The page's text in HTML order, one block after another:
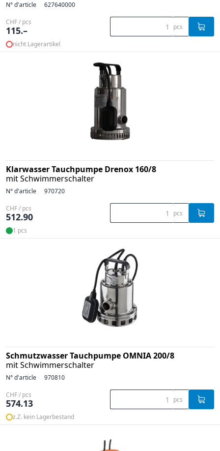
N° d'article 627640000
CHF / pcs
115.– pcs
nicht Lagerartikel
Klarwasser Tauchpumpe Drenox 160/8
mit Schwimmerschalter
N° d'article 970720
CHF / pcs
512.90 pcs
1 pcs
Schmutzwasser Tauchpumpe OMNIA 200/8
mit Schwimmerschalter
N° d'article 970810
CHF / pcs
574.13 pcs
z.Z. kein Lagerbestand